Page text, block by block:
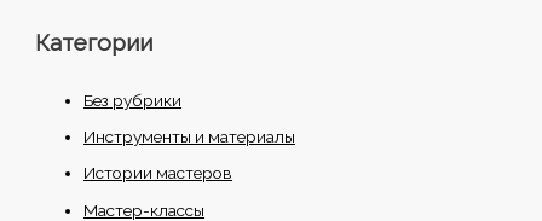
Категории
Без рубрики
Инструменты и материалы
Истории мастеров
Мастер-классы